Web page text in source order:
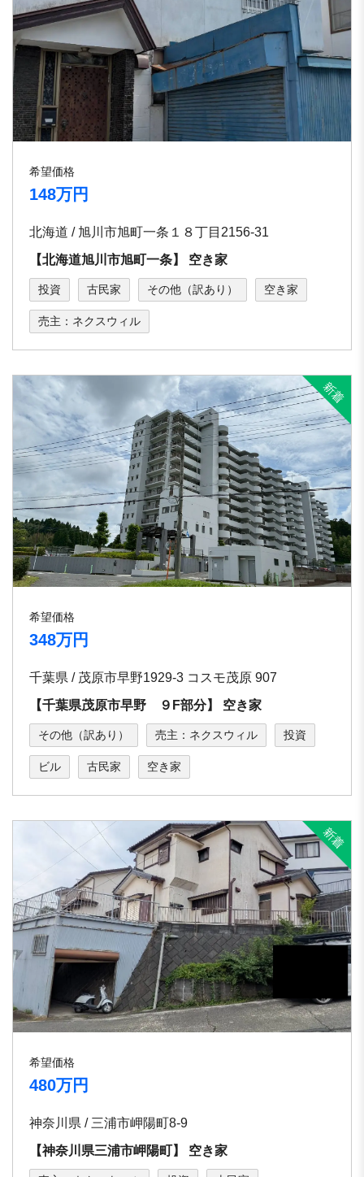
希望価格
148万円
北海道 / 旭川市旭町⼀条１８丁⽬2156-31
【北海道旭川市旭町⼀条】 空き家
投資 古民家 その他（訳あり） 空き家
売主：ネクスウィル
希望価格
348万円
千葉県 / 茂原市早野1929-3 コスモ茂原 907
【千葉県茂原市早野 ９F部分】 空き家
その他（訳あり） 売主：ネクスウィル 投資
ビル 古民家 空き家
希望価格
480万円
神奈川県 / 三浦市岬陽町8-9
【神奈川県三浦市岬陽町】 空き家